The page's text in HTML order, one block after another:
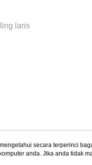
laris
secara terperinci
anda. Jika anda tidak